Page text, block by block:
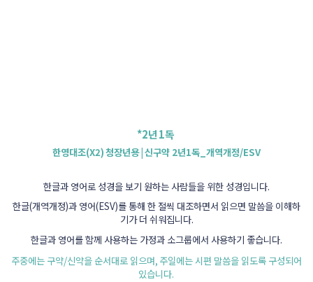
*2년1독
한영대조(X2)청장년용|신구약 2년1독 개역개정/ESV
한글과 영어로 성경을 보기 원하는 사람들을 위한 성경입니다.
한글(개역개정)과 영어(ESV)를 통해 한 절씩 대조하면서 읽으면 말씀을 이해하
기가 더 쉬워집니다.
한글과 영어를 함께 사용하는 가정과 소그룹에서 사용하기 좋습니다.
주중에는 구약/신약을 순서대로 읽으며, 주일에는 시편 말씀을 읽도록 구성되어
있습니다.